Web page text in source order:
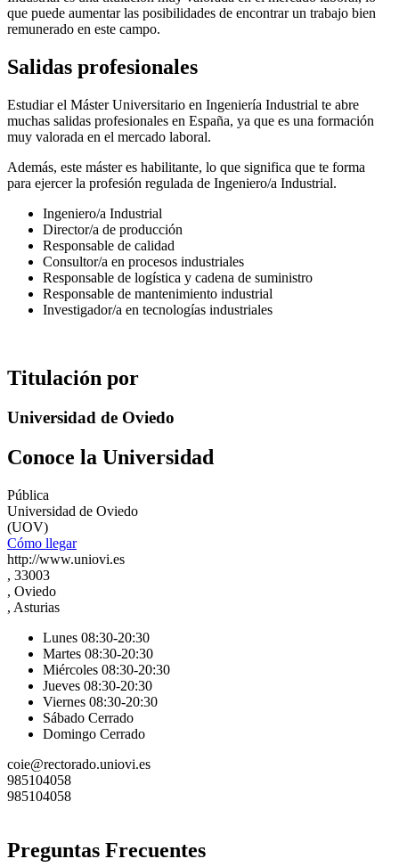
que puede aumentar las posibilidades de encontrar un trabajo bien
remunerado en este campo.
Salidas profesionales
Estudiar el Máster Universitario en Ingeniería Industrial te abre
muchas salidas profesionales en España, ya que es una formación
muy valorada en el mercado laboral.
Además, este máster es habilitante, lo que significa que te forma
para ejercer la profesión regulada de Ingeniero/a Industrial.
Ingeniero/a Industrial
Director/a de producción
Responsable de calidad
Consultor/a en procesos industriales
Responsable de logística y cadena de suministro
Responsable de mantenimiento industrial
Investigador/a en tecnologías industriales
Titulación por
Universidad de Oviedo
Conoce la Universidad
Pública
Universidad de Oviedo
(UOV)
Cómo llegar
http://www.uniovi.es
, 33003
, Oviedo
, Asturias
Lunes 08:30-20:30
Martes 08:30-20:30
Miércoles 08:30-20:30
Jueves 08:30-20:30
Viernes 08:30-20:30
Sábado Cerrado
Domingo Cerrado
coie@rectorado.uniovi.es
985104058
985104058
Preguntas Frecuentes